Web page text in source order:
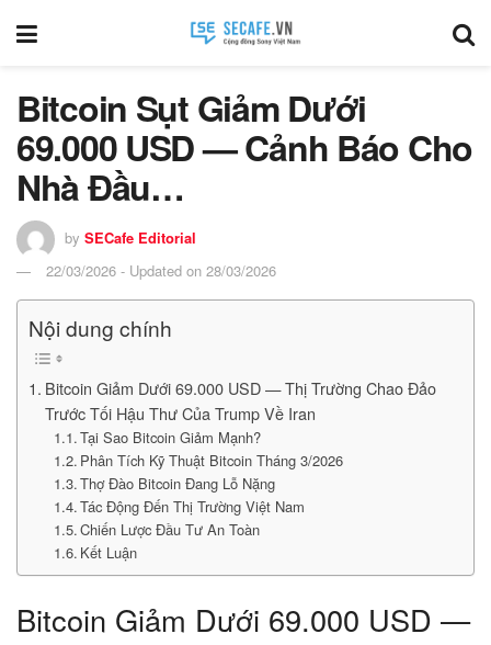
Bitcoin Sụt Giảm Dưới
69.000 USD — Cảnh Báo Cho
Nhà Đầu…
by SECafe Editorial
22/03/2026 - Updated on 28/03/2026
Nội dung chính
Bitcoin Giảm Dưới 69.000 USD — Thị Trường Chao Đảo
Trước Tối Hậu Thư Của Trump Về Iran
Tại Sao Bitcoin Giảm Mạnh?
Phân Tích Kỹ Thuật Bitcoin Tháng 3/2026
Thợ Đào Bitcoin Đang Lỗ Nặng
Tác Động Đến Thị Trường Việt Nam
Chiến Lược Đầu Tư An Toàn
Kết Luận
Bitcoin Giảm Dưới 69.000 USD —